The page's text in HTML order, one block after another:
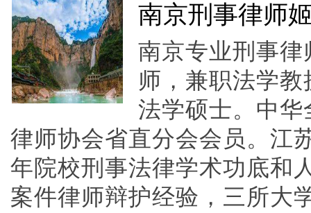
南京刑事律师
南京专业刑事
师，兼职法学
法学硕士。中
律师协会省直分会会员。江
年院校刑事法律学术功底和
案件律师辩护经验，三所大